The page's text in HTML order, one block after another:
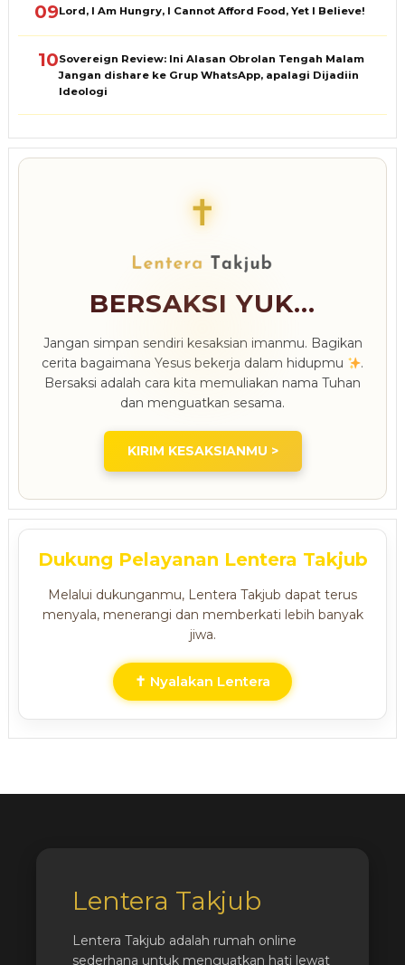
09Lord, I Am Hungry, I Cannot Afford Food, Yet I Believe!
10Sovereign Review: Ini Alasan Obrolan Tengah Malam
Jangan dishare ke Grup WhatsApp, apalagi Dijadiin
Ideologi
✝
BERSAKSI YUK...
Jangan simpan sendiri kesaksian imanmu. Bagikan
cerita bagaimana Yesus bekerja dalam hidupmu
.
Bersaksi adalah cara kita memuliakan nama Tuhan
dan menguatkan sesama.
KIRIM KESAKSIANMU >
Dukung Pelayanan Lentera Takjub
Melalui dukunganmu, Lentera Takjub dapat terus
menyala, menerangi dan memberkati lebih banyak
jiwa.
✝ Nyalakan Lentera
Lentera Takjub
Lentera Takjub adalah rumah online
sederhana untuk menguatkan hati lewat